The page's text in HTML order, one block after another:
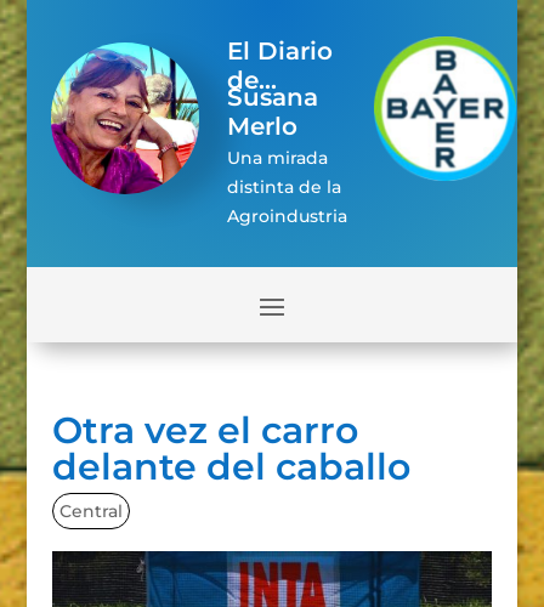
El Diario
de...
Susana
Merlo
Una mirada
distinta de la
Agroindustria
Otra vez el carro
delante del caballo
Central